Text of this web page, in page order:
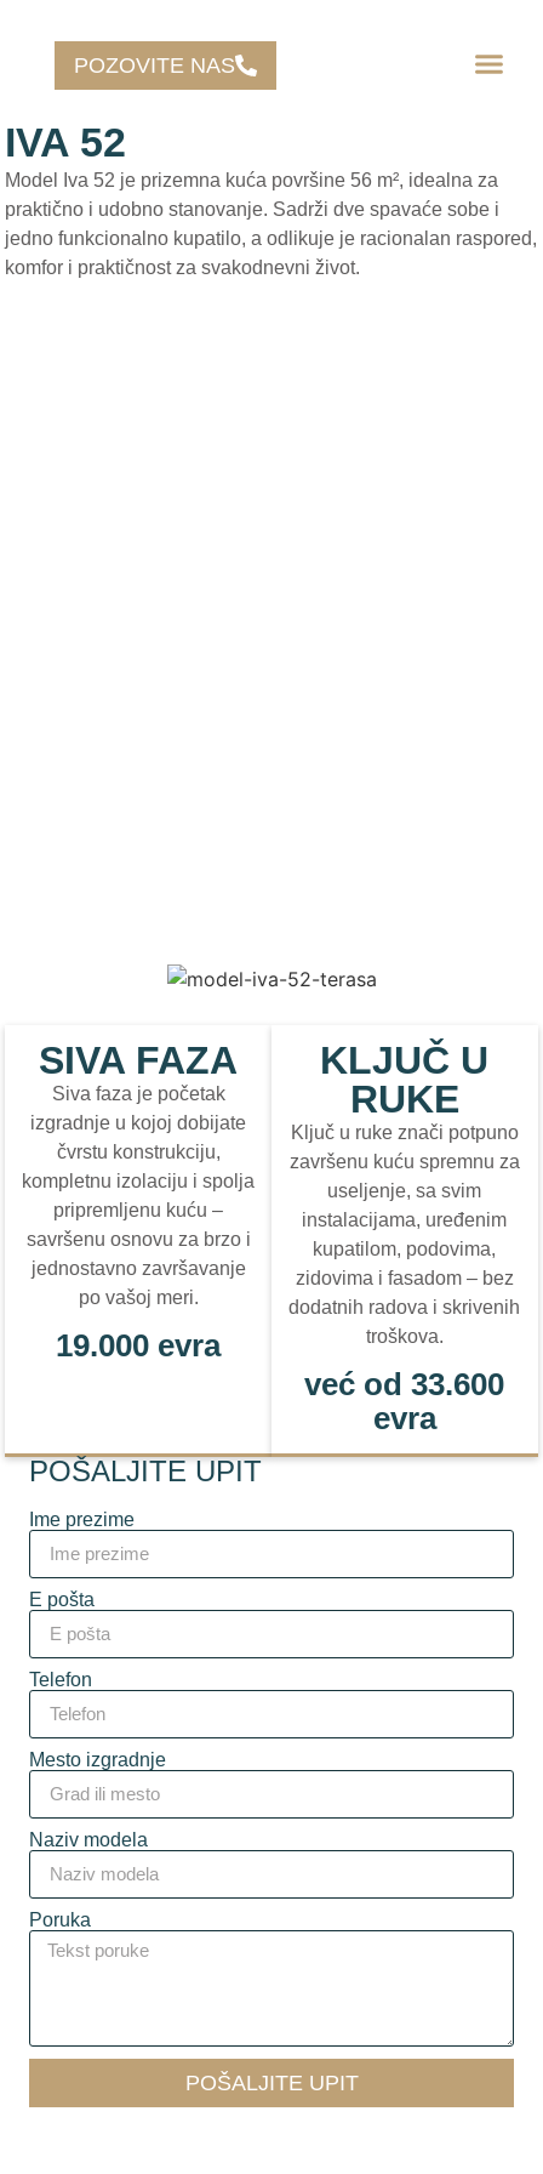
POZOVITE NAS
IVA 52
Model Iva 52 je prizemna kuća površine 56 m², idealna za
praktično i udobno stanovanje. Sadrži dve spavaće sobe i
jedno funkcionalno kupatilo, a odlikuje je racionalan raspored,
komfor i praktičnost za svakodnevni život.
SIVA FAZA
Siva faza je početak
izgradnje u kojoj dobijate
čvrstu konstrukciju,
kompletnu izolaciju i spolja
pripremljenu kuću –
savršenu osnovu za brzo i
jednostavno završavanje
po vašoj meri.
19.000 evra
KLJUČ U
RUKE
Ključ u ruke znači potpuno
završenu kuću spremnu za
useljenje, sa svim
instalacijama, uređenim
kupatilom, podovima,
zidovima i fasadom – bez
dodatnih radova i skrivenih
troškova.
već od 33.600
evra
POŠALJITE UPIT
Ime prezime
E pošta
Telefon
Mesto izgradnje
Naziv modela
Poruka
POŠALJITE UPIT